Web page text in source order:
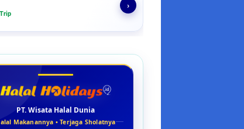
›
PT. Wisata Halal Dunia
Makanannya • Terjaga Sholatnya